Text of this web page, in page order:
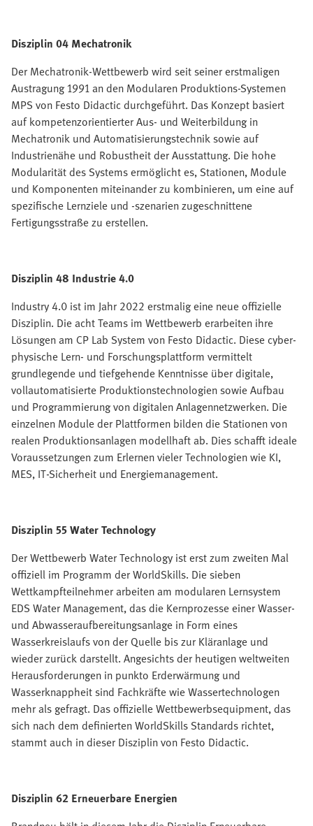
Disziplin 04 Mechatronik
Der Mechatronik-Wettbewerb wird seit seiner erstmaligen
Austragung 1991 an den Modularen Produktions-Systemen
MPS von Festo Didactic durchgeführt. Das Konzept basiert
auf kompetenzorientierter Aus- und Weiterbildung in
Mechatronik und Automatisierungstechnik sowie auf
Industrienähe und Robustheit der Ausstattung. Die hohe
Modularität des Systems ermöglicht es, Stationen, Module
und Komponenten miteinander zu kombinieren, um eine auf
spezifische Lernziele und -szenarien zugeschnittene
Fertigungsstraße zu erstellen.
Disziplin 48 Industrie 4.0
Industry 4.0 ist im Jahr 2022 erstmalig eine neue offizielle
Disziplin. Die acht Teams im Wettbewerb erarbeiten ihre
Lösungen am CP Lab System von Festo Didactic. Diese cyber-
physische Lern- und Forschungsplattform vermittelt
grundlegende und tiefgehende Kenntnisse über digitale,
vollautomatisierte Produktionstechnologien sowie Aufbau
und Programmierung von digitalen Anlagennetzwerken. Die
einzelnen Module der Plattformen bilden die Stationen von
realen Produktionsanlagen modellhaft ab. Dies schafft ideale
Voraussetzungen zum Erlernen vieler Technologien wie KI,
MES, IT-Sicherheit und Energiemanagement.
Disziplin 55 Water Technology
Der Wettbewerb Water Technology ist erst zum zweiten Mal
offiziell im Programm der WorldSkills. Die sieben
Wettkampfteilnehmer arbeiten am modularen Lernsystem
EDS Water Management, das die Kernprozesse einer Wasser-
und Abwasseraufbereitungsanlage in Form eines
Wasserkreislaufs von der Quelle bis zur Kläranlage und
wieder zurück darstellt. Angesichts der heutigen weltweiten
Herausforderungen in punkto Erderwärmung und
Wasserknappheit sind Fachkräfte wie Wassertechnologen
mehr als gefragt. Das offizielle Wettbewerbsequipment, das
sich nach dem definierten WorldSkills Standards richtet,
stammt auch in dieser Disziplin von Festo Didactic.
Disziplin 62 Erneuerbare Energien